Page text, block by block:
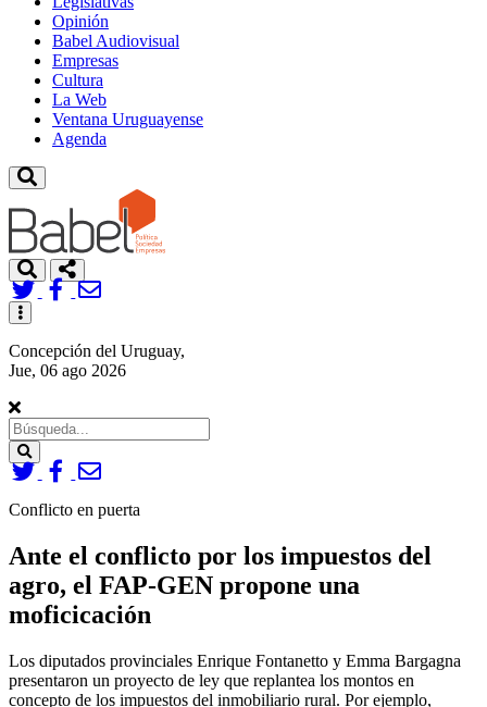
Opinión
Babel Audiovisual
Empresas
Cultura
La Web
Ventana Uruguayense
Agenda
Toggle
navigation
Concepción del Uruguay,
Jue, 06 ago 2026
Search
Conflicto en puerta
Ante el conflicto por los impuestos del
agro, el FAP-GEN propone una
moficicación
Los diputados provinciales Enrique Fontanetto y Emma Bargagna
presentaron un proyecto de ley que replantea los montos en
concepto de los impuestos del inmobiliario rural. Por ejemplo,